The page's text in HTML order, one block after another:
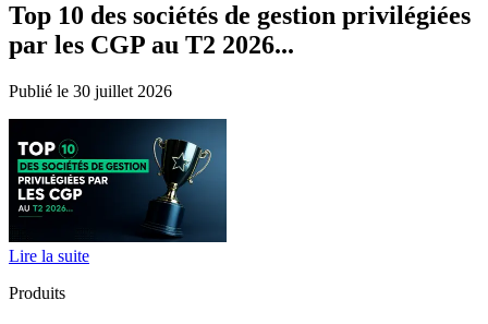
Top 10 des sociétés de gestion privilégiées
par les CGP au T2 2026...
Publié le 30 juillet 2026
Lire la suite
Produits